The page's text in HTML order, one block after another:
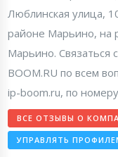
Люблинская улица,
районе Марьино, на
Марьино. Связаться
BOOM.RU по всем
ip-boom.ru, по
ВСЕ ОТЗЫВЫ О
УПРАВЛЯТЬ